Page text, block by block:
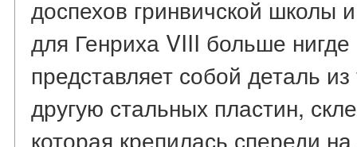
доспехов гринвичской школы
для Генриха VIII больше
представляет собой деталь
другую стальных пластин,
которая крепилась спереди